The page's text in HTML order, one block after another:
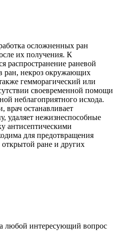
осложненных ран
их получения. К
распространение раневой
ран, некроз окружающих
гемморагический или
своевременной помощи
неблагоприятного исхода.
останавливает
удаляет нежизнеспособные
антисептическими
для предотвращения
ране и других
любой интересующий вопрос